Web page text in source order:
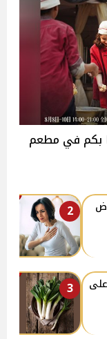
بكم في مطعم
2
3